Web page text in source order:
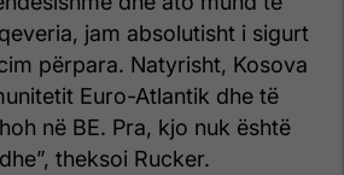
jam absolutisht i sigurt
përpara. Natyrisht, Kosova
Euro-Atlantik dhe të
në BE. Pra, kjo nuk është
theksoi Rucker.